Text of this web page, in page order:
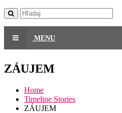
MENU
ZÁUJEM
Home
Timeline Stories
ZÁUJEM